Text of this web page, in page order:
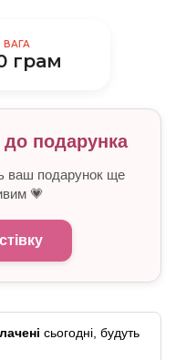
ВАГА
грам
до подарунка
ваш подарунок ще
💗
сьогодні, будуть